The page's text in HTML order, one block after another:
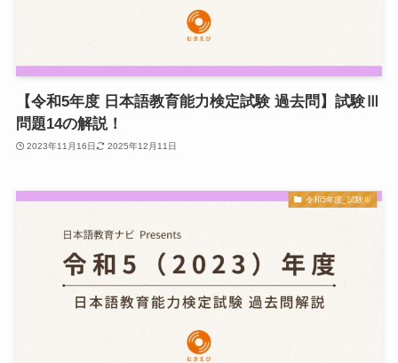
【令和5年度 日本語教育能力検定試験 過去問】試験Ⅲ
問題14の解説！
2023年11月16日 2025年12月11日
令和5年度_試験Ⅲ